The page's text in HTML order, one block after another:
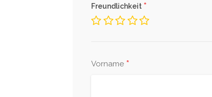
Freundlichkeit *
Vorname *